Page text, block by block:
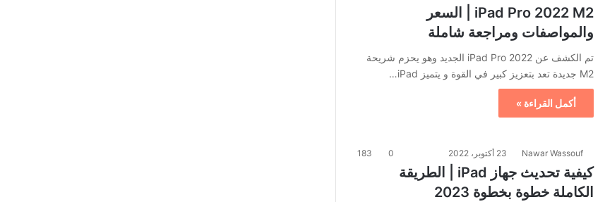
iPad Pro 2022 M2 | السعر
والمواصفات ومراجعة شاملة
تم الكشف عن iPad Pro 2022 الجديد وهو يحزم شريحة
M2 جديدة تعد بتعزيز كبير في القوة و يتميز iPad…
أكمل القراءة »
Nawar Wassouf 23 أكتوبر، 2022 0
183
كيفية تحديث جهاز iPad | الطريقة
الكاملة خطوة بخطوة 2023